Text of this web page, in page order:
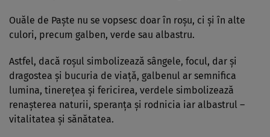
Ouăle de Paşte nu se vopsesc doar în roşu, ci şi în alte
culori, precum galben, verde sau albastru.
Astfel, dacă roşul simbolizează sângele, focul, dar şi
dragostea şi bucuria de viaţă, galbenul ar semnifica
lumina, tinereţea şi fericirea, verdele simbolizează
renaşterea naturii, speranţa şi rodnicia iar albastrul –
vitalitatea şi sănătatea.